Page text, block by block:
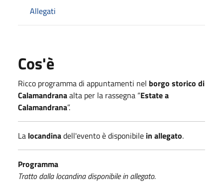
Allegati
Cos'è
Ricco programma di appuntamenti nel borgo storico di
Calamandranaalta per la rassegna “Estate a
Calamandrana”.
La locandinadell'evento è disponibile in allegato.
Programma
Tratto dalla locandina disponibile in allegato.